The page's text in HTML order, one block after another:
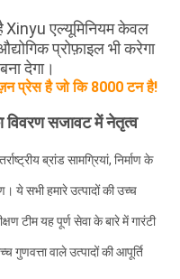
Xinyu एल्यूमिनियम केवल
प्रोफ़ाइल भी करेगा
देगा।
प्रेस है जो कि 8000 टन है!
विवरण सजावट में नेतृत्व
ब्रांड सामग्रियां, निर्माण के
ये सभी हमारे उत्पादों की उच्च
टीम यह पूर्ण सेवा के बारे में गारंटी
गुणवत्ता वाले उत्पादों की आपूर्ति